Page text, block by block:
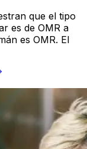
que el tipo
es de OMR a
es OMR. El